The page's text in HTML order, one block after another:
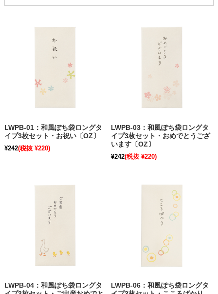
LWPB-01：和風ぽち袋ロングタ
イプ3枚セット・お祝い〔OZ〕
¥242(税抜 ¥220)
LWPB-03：和風ぽち袋ロングタ
イプ3枚セット・おめでとうござ
います〔OZ〕
¥242(税抜 ¥220)
LWPB-04：和風ぽち袋ロングタ
LWPB-06：和風ぽち袋ロングタ